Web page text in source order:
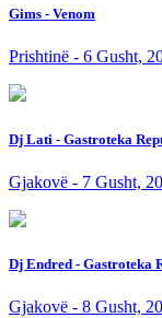
Gims - Venom
Prishtinë - 6 Gusht,
Dj Lati - Gastroteka
Gjakovë - 7 Gusht,
Dj Endred - Gastroteka
Gjakovë - 8 Gusht,